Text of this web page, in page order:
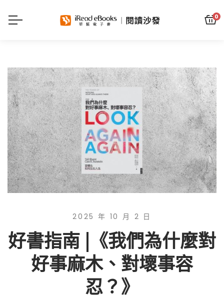
0
2025 年 10 月 2 日
好書指南 |《我們為什麼對
好事麻木、對壞事容
忍？》